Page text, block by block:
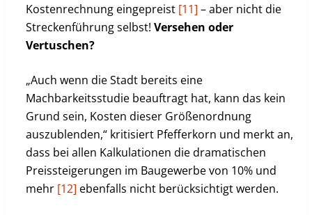
Kostenrechnung eingepreist [11] – aber nicht die
Streckenführung selbst! Versehen oder
Vertuschen?
„Auch wenn die Stadt bereits eine
Machbarkeitsstudie beauftragt hat, kann das kein
Grund sein, Kosten dieser Größenordnung
auszublenden,“ kritisiert Pfefferkorn und merkt an,
dass bei allen Kalkulationen die dramatischen
Preissteigerungen im Baugewerbe von 10% und
mehr [12] ebenfalls nicht berücksichtigt werden.